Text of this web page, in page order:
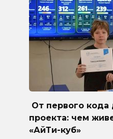
От первого кода
проекта: чем
«АйТи-куб»